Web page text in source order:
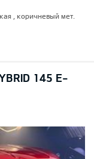
, коричневый мет.
145 E-